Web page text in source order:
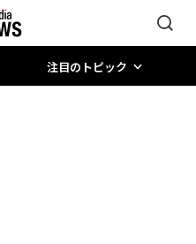
注目のトピック